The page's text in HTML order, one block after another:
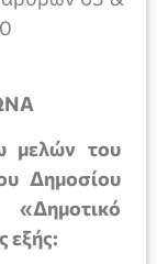
μελών του
Δημοσίου
εξής: